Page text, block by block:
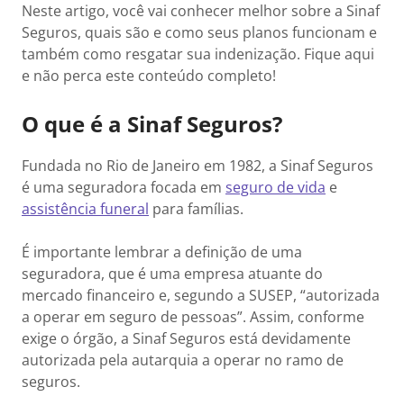
Neste artigo, você vai conhecer melhor sobre a Sinaf
Seguros, quais são e como seus planos funcionam e
também como resgatar sua indenização. Fique aqui
e não perca este conteúdo completo!
O que é a Sinaf Seguros?
Fundada no Rio de Janeiro em 1982, a Sinaf Seguros
é uma seguradora focada em seguro de vida e
assistência funeral para famílias.
É importante lembrar a definição de uma
seguradora, que é uma empresa atuante do
mercado financeiro e, segundo a SUSEP, “autorizada
a operar em seguro de pessoas”. Assim, conforme
exige o órgão, a Sinaf Seguros está devidamente
autorizada pela autarquia a operar no ramo de
seguros.